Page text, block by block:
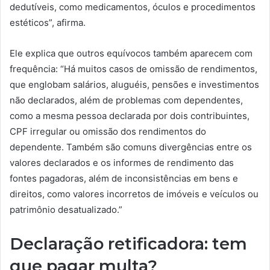
dedutíveis, como medicamentos, óculos e procedimentos
estéticos”, afirma.
Ele explica que outros equívocos também aparecem com
frequência: “Há muitos casos de omissão de rendimentos,
que englobam salários, aluguéis, pensões e investimentos
não declarados, além de problemas com dependentes,
como a mesma pessoa declarada por dois contribuintes,
CPF irregular ou omissão dos rendimentos do
dependente. Também são comuns divergências entre os
valores declarados e os informes de rendimento das
fontes pagadoras, além de inconsistências em bens e
direitos, como valores incorretos de imóveis e veículos ou
patrimônio desatualizado.”
Declaração retificadora: tem
que pagar multa?